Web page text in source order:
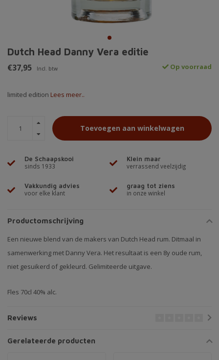
Dutch Head Danny Vera editie
€37,95 Incl. btw Op voorraad
limited edition Lees meer..
Toevoegen aan winkelwagen
De Schaapskooi
sinds 1933
Klein maar
verrassend veelzijdig
Vakkundig advies
voor elke klant
graag tot ziens
in onze winkel
Productomschrijving
Een nieuwe blend van de makers van Dutch Head rum. Ditmaal in
samenwerking met Danny Vera. Het resultaat is een 8y oude rum,
niet gesuikerd of gekleurd. Gelimiteerde uitgave.
Fles 70cl 40% alc.
Reviews
Gerelateerde producten